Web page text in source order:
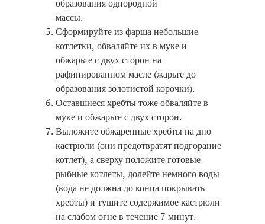
образования однородной
массы.
Сформируйте из фарша небольшие
котлетки, обваляйте их в муке и
обжарьте с двух сторон на
рафинированном масле (жарьте до
образования золотистой корочки).
Оставшиеся хребты тоже обваляйте в
муке и обжарьте с двух сторон.
Выложите обжаренные хребты на дно
кастрюли (они предотвратят подгорание
котлет), а сверху положите готовые
рыбные котлеты, долейте немного воды
(вода не должна до конца покрывать
хребты) и тушите содержимое кастрюли
на слабом огне в течение 7 минут.